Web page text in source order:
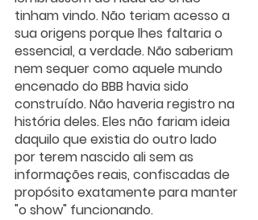
tinham vindo. Não teriam acesso a
sua origens porque lhes faltaria o
essencial, a verdade. Não saberiam
nem sequer como aquele mundo
encenado do BBB havia sido
construído. Não haveria registro na
história deles. Eles não fariam ideia
daquilo que existia do outro lado
por terem nascido ali sem as
informações reais, confiscadas de
propósito exatamente para manter
"o show" funcionando.